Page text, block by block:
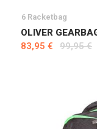
6 Racketbag
OLIVER
83,95 €
99,95 €